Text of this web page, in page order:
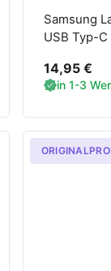
den Warenkorb
Samsung
USB Typ-
14,95 €
in 1-3